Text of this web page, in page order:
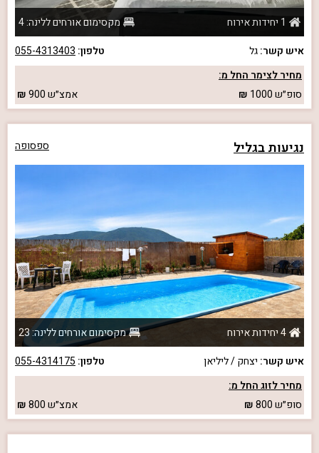
1 יחידות אירוח
מקסימום אורחים ללינה: 4
איש קשר:גל טלפון: 055-4313403
מחיר לצימר החל מ:
סופ״ש1000 אמצ״ש900
נגיעות בגליל ספסופה
4 יחידות אירוח
מקסימום אורחים ללינה: 23
איש קשר: יצחק / ליליאן טלפון: 055-4314175
מחיר לזוג החל מ:
סופ״ש800 אמצ״ש800